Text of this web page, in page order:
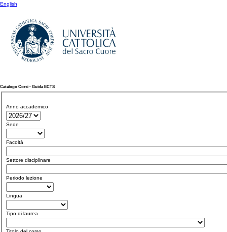
English
Catalogo Corsi - Guida ECTS
Anno accademico
Sede
Facoltà
Settore disciplinare
Periodo lezione
Lingua
Tipo di laurea